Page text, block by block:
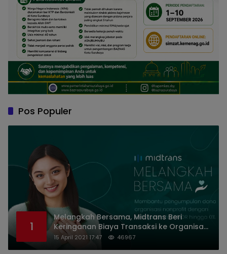
Pos Populer
1
Melangkah Bersama, Midtrans Beri
Keringanan Biaya Transaksi ke Organisasi
Nirlaba Indonesia
15 April 2021 17:47 46967